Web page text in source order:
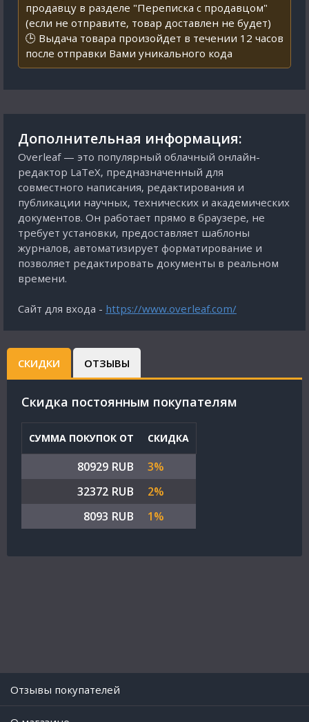
продавцу в разделе "Переписка с продавцом"
(если не отправите, товар доставлен не будет)
🕒 Выдача товара произойдет в течении 12 часов
после отправки Вами уникального кода
Дополнительная информация:
Overleaf — это популярный облачный онлайн-
редактор LaTeX, предназначенный для
совместного написания, редактирования и
публикации научных, технических и академических
документов. Он работает прямо в браузере, не
требует установки, предоставляет шаблоны
журналов, автоматизирует форматирование и
позволяет редактировать документы в реальном
времени.
Сайт для входа - https://www.overleaf.com/
СКИДКИ ОТЗЫВЫ
Cкидка постоянным покупателям
СУММА ПОКУПОК ОТ СКИДКА
80929 RUB
3%
32372 RUB
2%
8093 RUB
1%
Отзывы покупателей